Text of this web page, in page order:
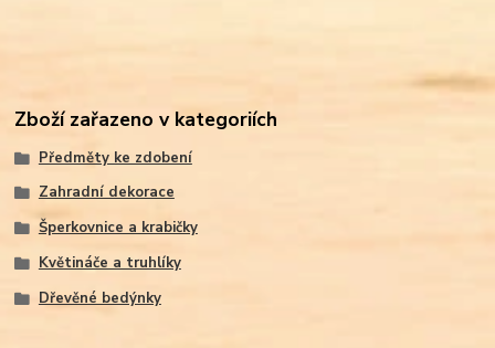
Zboží zařazeno v kategoriích
Předměty ke zdobení
Zahradní dekorace
Šperkovnice a krabičky
Květináče a truhlíky
Dřevěné bedýnky